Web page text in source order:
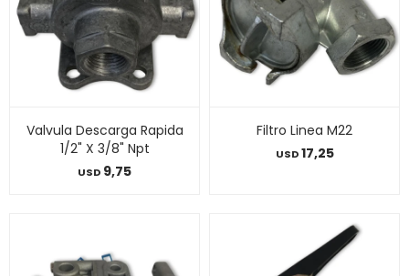
Valvula Descarga Rapida
1/2" X 3/8" Npt
USD 9,75
Filtro Linea M22
USD17,25